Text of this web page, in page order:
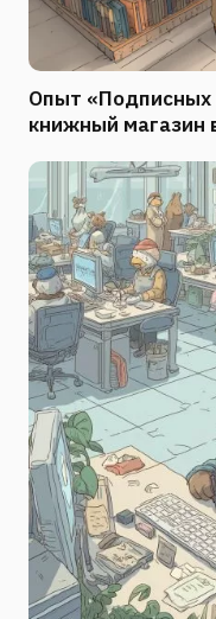
Опыт «Подписных
книжный магазин